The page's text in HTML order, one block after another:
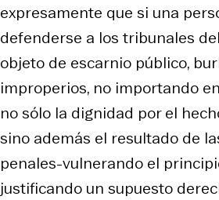
expresamente que si una
defenderse a los tribunales
objeto de escarnio público,
improperios, no importando
no sólo la dignidad por el
sino además el resultado de
penales-vulnerando el
justificando un supuesto